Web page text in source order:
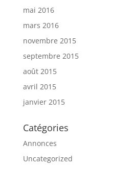
mai 2016
mars 2016
novembre 2015
septembre 2015
août 2015
avril 2015
janvier 2015
Catégories
Annonces
Uncategorized